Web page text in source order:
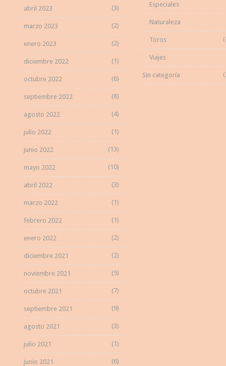
abril 2023 (3)
marzo 2023 (2)
enero 2023 (2)
diciembre 2022 (1)
octubre 2022 (6)
septiembre 2022 (8)
agosto 2022 (4)
julio 2022 (1)
junio 2022 (13)
mayo 2022 (10)
abril 2022 (3)
marzo 2022 (1)
febrero 2022 (1)
enero 2022 (2)
diciembre 2021 (2)
noviembre 2021 (5)
octubre 2021 (7)
septiembre 2021 (9)
agosto 2021 (3)
julio 2021 (1)
junio 2021 (6)
Especiales
Naturaleza
Toros
Viajes
Sin categoría